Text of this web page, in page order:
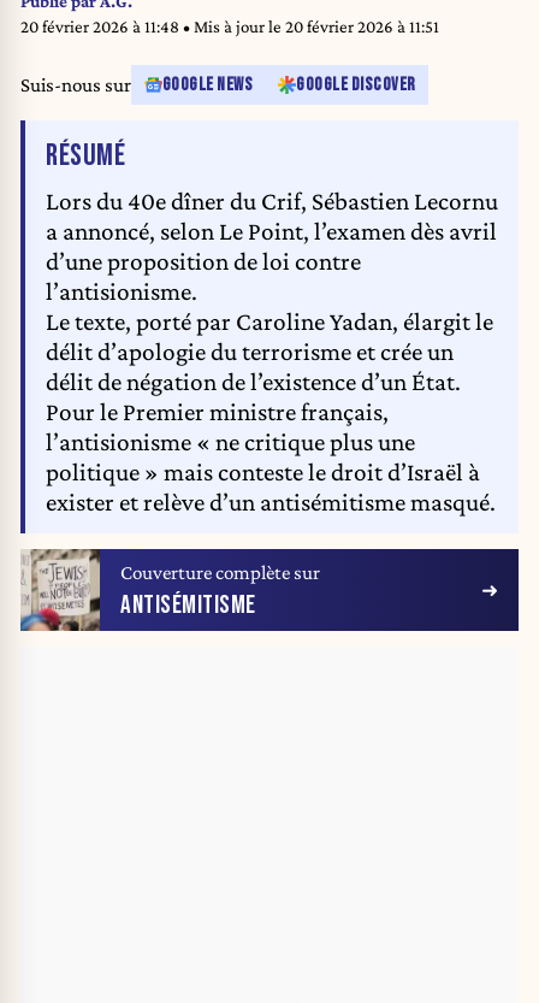
2026.//01ACCORSINIJEANNE_POOL.0029/Credit:Jeanne
20 février 2026 à 11:48 • Mis à jour le 20 février 2026 à 11:51
Suis-nous sur GOOGLE NEWS GOOGLE DISCOVER
RÉSUMÉDE L'ARTICLE
Lors du 40e dîner du Crif, Sébastien Lecornu
a annoncé, selon Le Point, l’examen dès avril
d’une proposition de loi contre
l’antisionisme.
Le texte, porté par Caroline Yadan, élargit le
délit d’apologie du terrorisme et crée un
délit de négation de l’existence d’un État.
Pour le Premier ministre français,
l’antisionisme « ne critique plus une
politique » mais conteste le droit d’Israël à
exister et relève d’un antisémitisme masqué.
Couverture complète sur
ANTISÉMITISME